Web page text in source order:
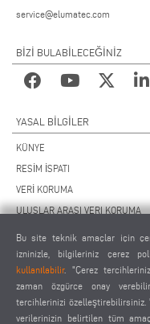
service@elumatec.com
BİZİ BULABİLECEĞİNİZ
YASAL BILGILER
KÜNYE
RESİM İSPATI
VERİ KORUMA
ULUSLAR ARASI VERI KORUMA
UZAKTAN BAKIM SÖZLEŞMESİ
ÇEREZ AYARLARI
TEDARİKÇİLER DAVRANIŞ
Bu site teknik amaçlar için
izninizle, bilgileriniz çerez
kullanılabilir. "Çerez
zaman özgürce onay
tercihlerinizi özelleştirebilirsiniz.
verilerinizin belirtilen tüm